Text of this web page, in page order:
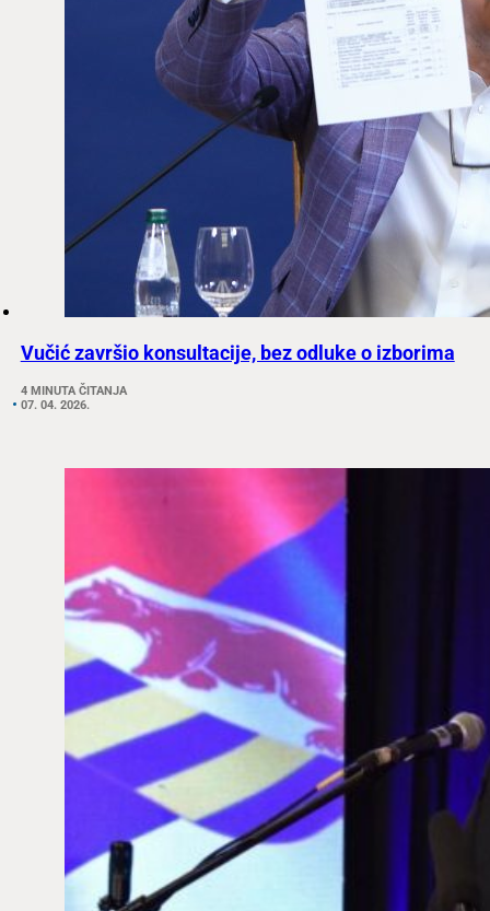
Vučić završio konsultacije, bez odluke o izborima
4 MINUTA ČITANJA
07. 04. 2026.